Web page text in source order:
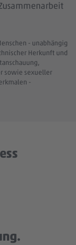
- unabhängig
Herkunft und
sowie sexueller
-